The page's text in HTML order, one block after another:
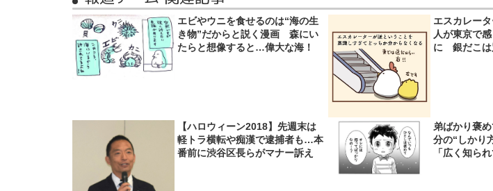
エビやウニを食せるのは“海の生
き物”だからと説く漫画 森にい
たらと想像すると…偉大な海！
エスカレー
人が東京で
に 銀だこは
【ハロウィーン2018】先週末は
軽トラ横転や痴漢で逮捕者も…本
番前に渋谷区長らがマナー訴え
弟ばかり褒
分の“しかり
「広く知ら